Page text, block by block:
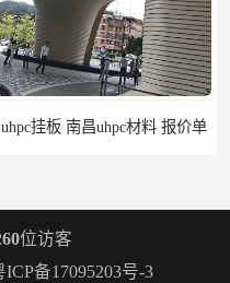
uhpc挂板 南昌uhpc材料 报价单
位访客
ICP备17095203号-3